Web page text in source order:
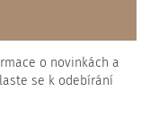
o novinkách a
se k odebírání